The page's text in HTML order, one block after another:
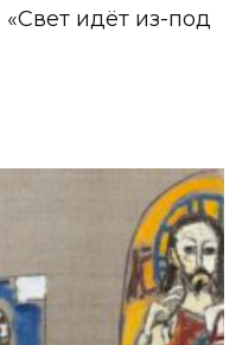
идёт из-под